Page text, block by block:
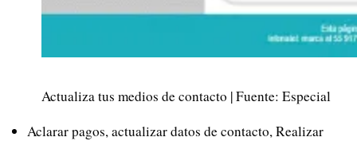
Actualiza tus medios de contacto | Fuente: Especial
Aclarar pagos, actualizar datos de contacto, Realizar